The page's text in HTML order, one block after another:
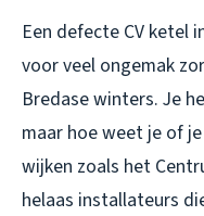
Een defecte CV ketel
voor veel ongemak
Bredase winters. Je
maar hoe weet je of
wijken zoals het
helaas installateurs